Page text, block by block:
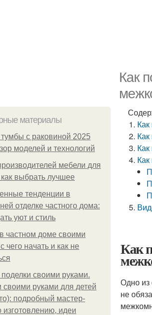
Как
материалы
с раковиной 2025
моделей и технологий
мебели для
выбрать лучшее
тенденции в
отделке частного дома:
уют и стиль
частном доме своими
чего начать и как не
поделки своими руками.
своими руками для детей
подробный мастер-
изготовлению, идеи
Как
Одно из
не